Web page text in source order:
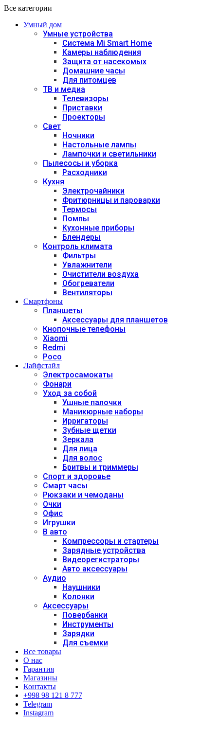
Все категории
Умный дом
Умные устройства
Система Mi Smart Home
Камеры наблюдения
Защита от насекомых
Домашние часы
Для питомцев
ТВ и медиа
Телевизоры
Приставки
Проекторы
Свет
Ночники
Настольные лампы
Лампочки и светильники
Пылесосы и уборка
Расходники
Кухня
Электрочайники
Фритюрницы и пароварки
Термосы
Помпы
Кухонные приборы
Блендеры
Контроль климата
Фильтры
Увлажнители
Очистители воздуха
Обогреватели
Вентиляторы
Смартфоны
Планшеты
Аксессуары для планшетов
Кнопочные телефоны
Xiaomi
Redmi
Poco
Лайфстайл
Электросамокаты
Фонари
Уход за собой
Ушные палочки
Маникюрные наборы
Ирригаторы
Зубные щетки
Зеркала
Для лица
Для волос
Бритвы и триммеры
Спорт и здоровье
Смарт часы
Рюкзаки и чемоданы
Очки
Офис
Игрушки
В авто
Компрессоры и стартеры
Зарядные устройства
Видеорегистраторы
Авто аксессуары
Аудио
Наушники
Колонки
Аксессуары
Повербанки
Инструменты
Зарядки
Для съемки
Все товары
О нас
Гарантия
Магазины
Контакты
+998 98 121 8 777
Telegram
Instagram